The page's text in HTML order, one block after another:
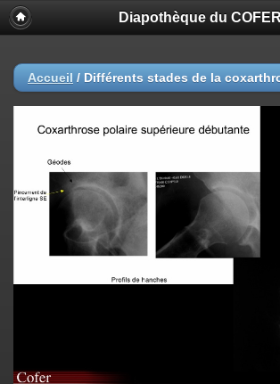
Diapothèque du COFER
Accueil / Différents stades de la